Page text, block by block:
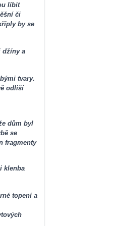
líbit
či
by se
džíny a
tvary.
odliší
dům byl
se
fragmenty
klenba
topení a